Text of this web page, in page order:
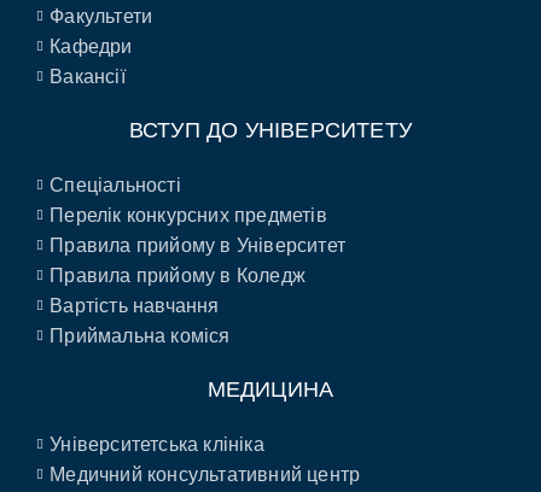
Факультети
Кафедри
Вакансії
ВСТУП ДО УНІВЕРСИТЕТУ
Спеціальності
Перелік конкурсних предметів
Правила прийому в Університет
Правила прийому в Коледж
Вартість навчання
Приймальна коміся
МЕДИЦИНА
Університетська клініка
Медичний консультативний центр